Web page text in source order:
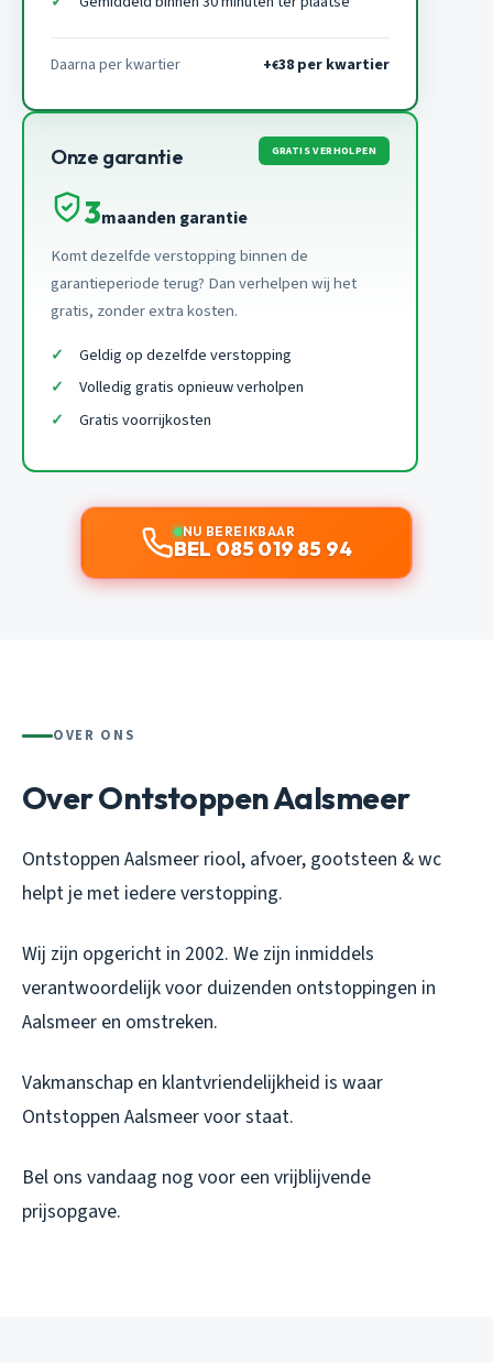
Daarna per kwartier +€38 per kwartier
Onze garantie GRATIS VERHOLPEN
3maanden garantie
Komt dezelfde verstopping binnen de
garantieperiode terug? Dan verhelpen wij het
gratis, zonder extra kosten.
Geldig op dezelfde verstopping
Volledig gratis opnieuw verholpen
Gratis voorrijkosten
NU BEREIKBAAR
BEL 085 019 85 94
OVER ONS
Over Ontstoppen Aalsmeer
Ontstoppen Aalsmeer riool, afvoer, gootsteen & wc
helpt je met iedere verstopping.
Wij zijn opgericht in 2002. We zijn inmiddels
verantwoordelijk voor duizenden ontstoppingen in
Aalsmeer en omstreken.
Vakmanschap en klantvriendelijkheid is waar
Ontstoppen Aalsmeer voor staat.
Bel ons vandaag nog voor een vrijblijvende
prijsopgave.